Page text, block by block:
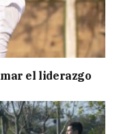
el liderazgo